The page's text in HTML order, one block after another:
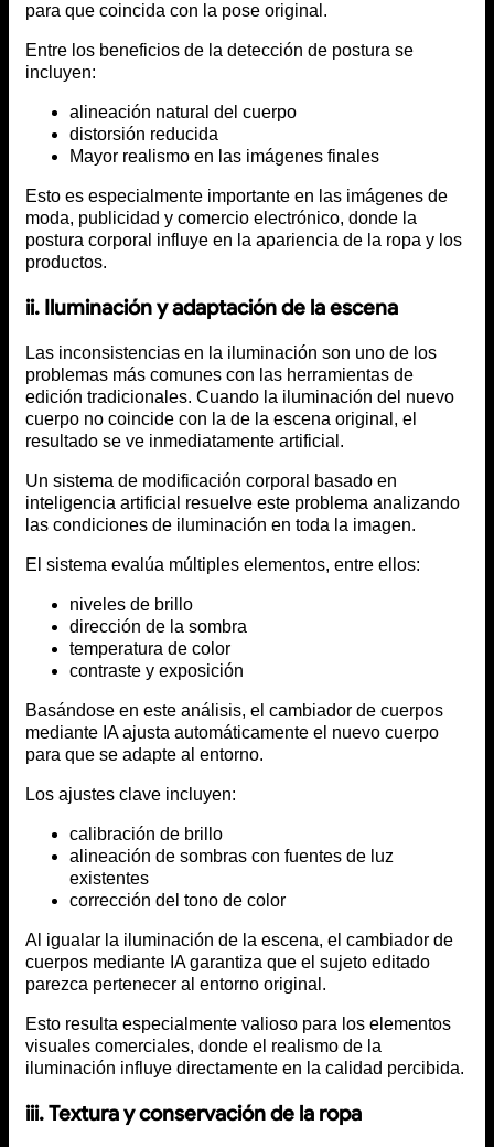
para que coincida con la pose original.
Entre los beneficios de la detección de postura se
incluyen:
alineación natural del cuerpo
distorsión reducida
Mayor realismo en las imágenes finales
Esto es especialmente importante en las imágenes de
moda, publicidad y comercio electrónico, donde la
postura corporal influye en la apariencia de la ropa y los
productos.
ii. Iluminación y adaptación de la escena
Las inconsistencias en la iluminación son uno de los
problemas más comunes con las herramientas de
edición tradicionales. Cuando la iluminación del nuevo
cuerpo no coincide con la de la escena original, el
resultado se ve inmediatamente artificial.
Un sistema de modificación corporal basado en
inteligencia artificial resuelve este problema analizando
las condiciones de iluminación en toda la imagen.
El sistema evalúa múltiples elementos, entre ellos:
niveles de brillo
dirección de la sombra
temperatura de color
contraste y exposición
Basándose en este análisis, el cambiador de cuerpos
mediante IA ajusta automáticamente el nuevo cuerpo
para que se adapte al entorno.
Los ajustes clave incluyen:
calibración de brillo
alineación de sombras con fuentes de luz
existentes
corrección del tono de color
Al igualar la iluminación de la escena, el cambiador de
cuerpos mediante IA garantiza que el sujeto editado
parezca pertenecer al entorno original.
Esto resulta especialmente valioso para los elementos
visuales comerciales, donde el realismo de la
iluminación influye directamente en la calidad percibida.
iii. Textura y conservación de la ropa